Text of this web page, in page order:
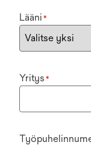
Lääni *
Yritys *